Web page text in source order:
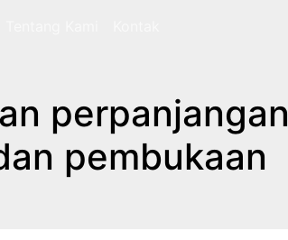
perpanjangan
pembukaan